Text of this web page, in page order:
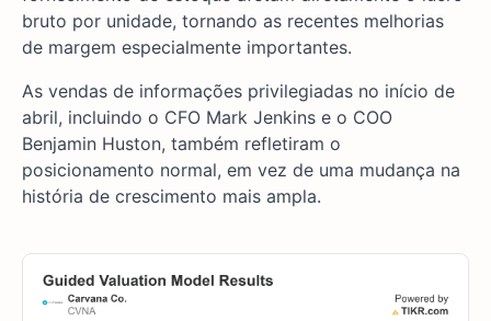
bruto por unidade, tornando as recentes melhorias
de margem especialmente importantes.
As vendas de informações privilegiadas no início de
abril, incluindo o CFO Mark Jenkins e o COO
Benjamin Huston, também refletiram o
posicionamento normal, em vez de uma mudança na
história de crescimento mais ampla.